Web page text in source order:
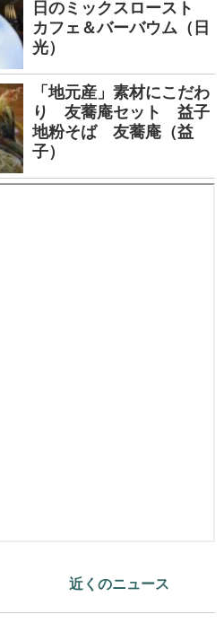
日のミックスロースト
カフェ＆バーバウム（日
光）
「地元産」素材にこだわ
り 友蕎庵セット 益子
地粉そば 友蕎庵（益
子）
近くのニュース